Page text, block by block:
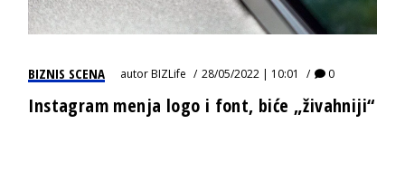
BIZNIS SCENA autorBIZLife 28/05/2022 | 10:01 0
Instagram menja logo i font, biće „živahniji“